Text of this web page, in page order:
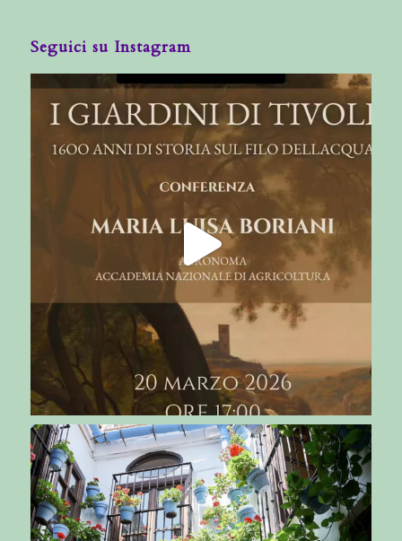
Seguici su Instagram